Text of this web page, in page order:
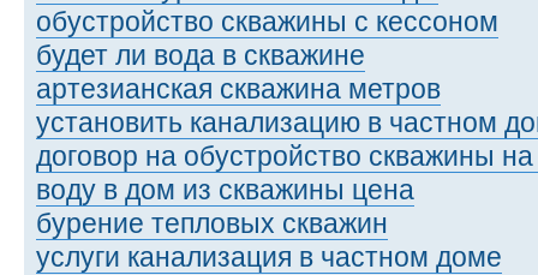
обустройство скважины с кессоном
будет ли вода в скважине
артезианская скважина метров
установить канализацию в частном
договор на обустройство скважины
воду в дом из скважины цена
бурение тепловых скважин
услуги канализация в частном доме